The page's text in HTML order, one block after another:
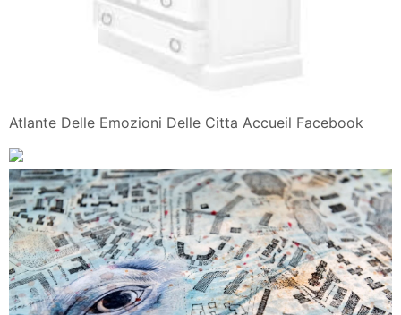
Atlante Delle Emozioni Delle Citta Accueil Facebook